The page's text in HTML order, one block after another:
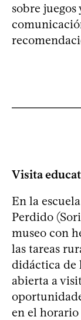
sobre
Visita
En la
Perdido
museo con
las tareas
didáctica de
abierta a
en el horario